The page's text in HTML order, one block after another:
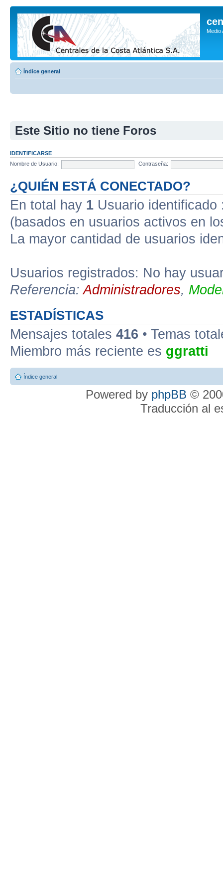
Medio
Índice general
Este Sitio no tiene Foros
IDENTIFICARSE
Nombre de Usuario:
Contraseña:
¿QUIÉN ESTÁ CONECTADO?
En total hay 1 Usuario
(basados en usuarios activos en
La mayor cantidad de usuarios
Usuarios registrados: No hay
Referencia:Administradores,
ESTADÍSTICAS
Mensajes totales 416 • Temas
Miembro más reciente es ggratti
Índice general
Powered by phpBB ©
Traducción al